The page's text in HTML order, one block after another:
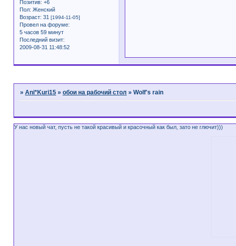
Позитив: +6
Пол: Женский
Возраст: 31 [1994-11-05]
Провел на форуме:
5 часов 59 минут
Последний визит:
2009-08-31 11:48:52
» Ani*Kuri15 » обои на рабочий стол » Wolf's rain
У нас новый чат, пусть не такой красивый и красочный как был, зато не глючит)))